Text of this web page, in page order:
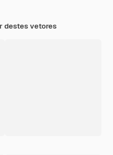
destes vetores